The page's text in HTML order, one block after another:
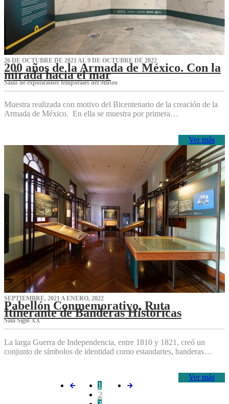
26 DE OCTUBRE DE 2021 AL 9 DE OCTUBRE DE 2022
200 años de la Armada de México. Con la
mirada hacia el mar
Salas de exposiciones temporales del Museo‌
Muestra realizada con motivo del Bicentenario de la creación de la
Armada de México. En ella se muestra por primera…
Ver más
SEPTIEMBRE, 2021 A ENERO, 2022
Pabellón Conmemorativo, Ruta
Itinerante de Banderas Históricas
Sala Siglo XX
La larga Guerra de Independencia, entre 1810 y 1821, creó un
conjunto de símbolos de identidad como estandartes, banderas…
Ver más
1
2